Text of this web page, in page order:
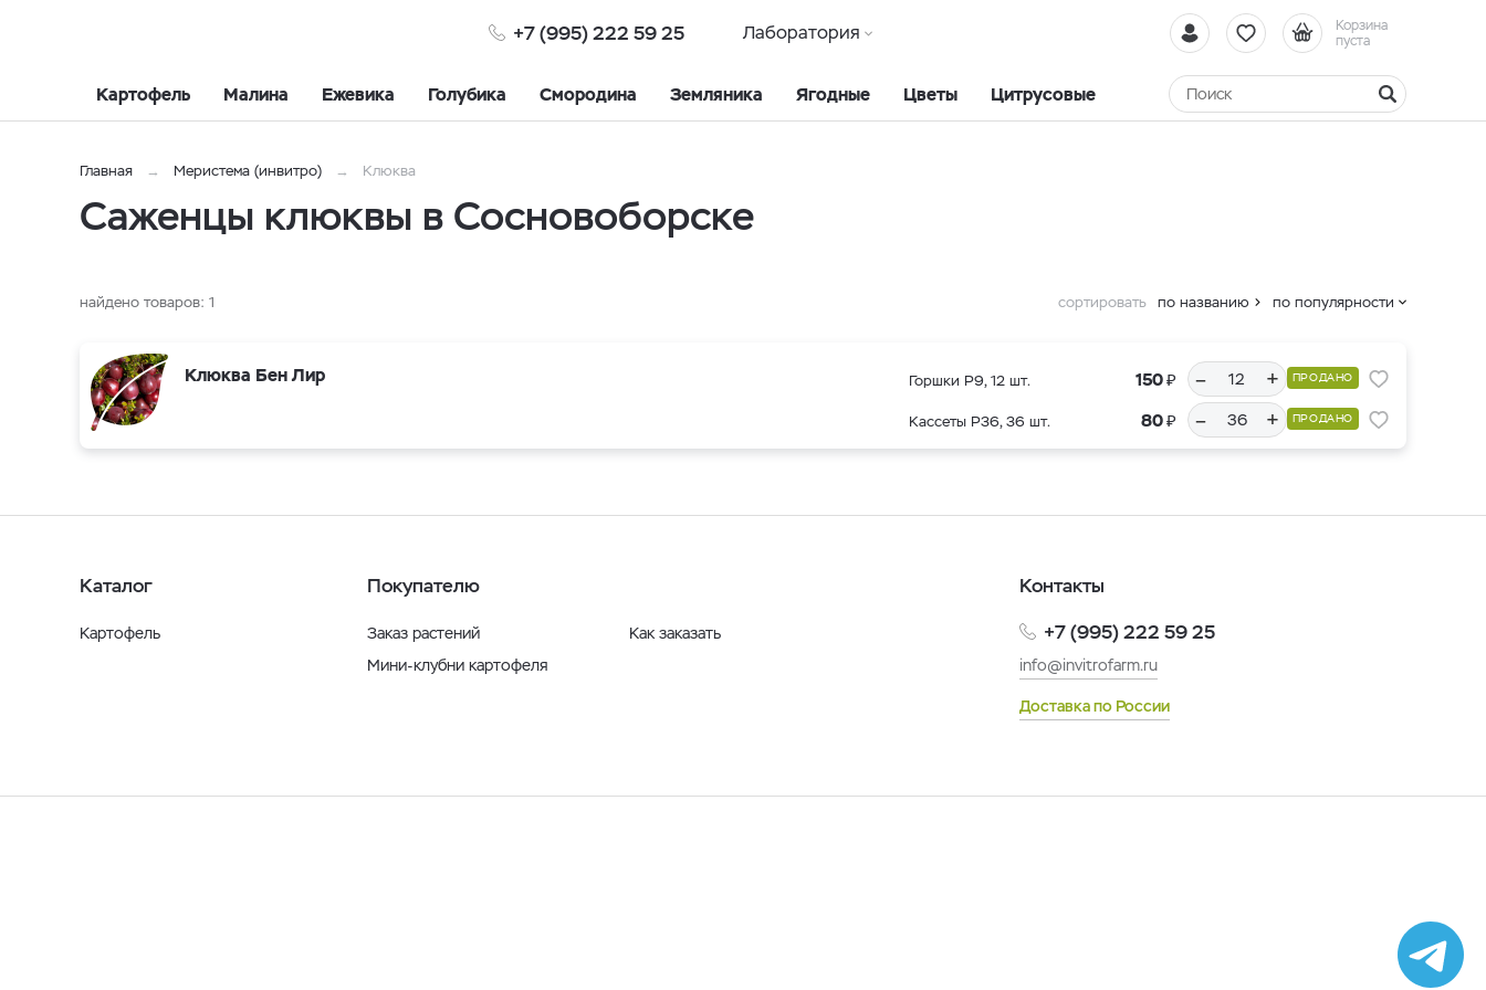
+7 (995) 222 59 25
Корзина
пуста
Лаборатория
Картофель Малина Ежевика Голубика Смородина Земляника Ягодные Цветы Цитрусовые
Главная Меристема (инвитро) Клюква
Саженцы клюквы в Сосновоборске
найдено товаров: 1 сортировать по названию по популярности
Клюква Бен Лир Горшки Р9, 12 шт. 150₽ – + ПРОДАНО
Кассеты Р36, 36 шт. 80₽ – + ПРОДАНО
Каталог
Картофель
Покупателю
Заказ растений
Мини-клубни картофеля
Как заказать
Контакты
+7 (995) 222 59 25
info@invitrofarm.ru
Доставка по России